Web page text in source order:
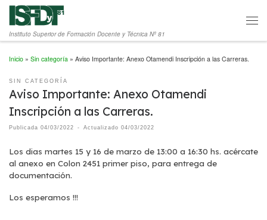
Saltar al contenido
Instituto Superior de Formación Docente y Técnica Nº 81
Inicio » Sin categoría » Aviso Importante: Anexo Otamendi Inscripción a las Carreras.
SIN CATEGORÍA
Aviso Importante: Anexo Otamendi
Inscripción a las Carreras.
Publicada 04/03/2022 - Actualizado 04/03/2022
Los dias martes 15 y 16 de marzo de 13:00 a 16:30 hs. acércate
al anexo en Colon 2451 primer piso, para entrega de
documentación.
Los esperamos !!!